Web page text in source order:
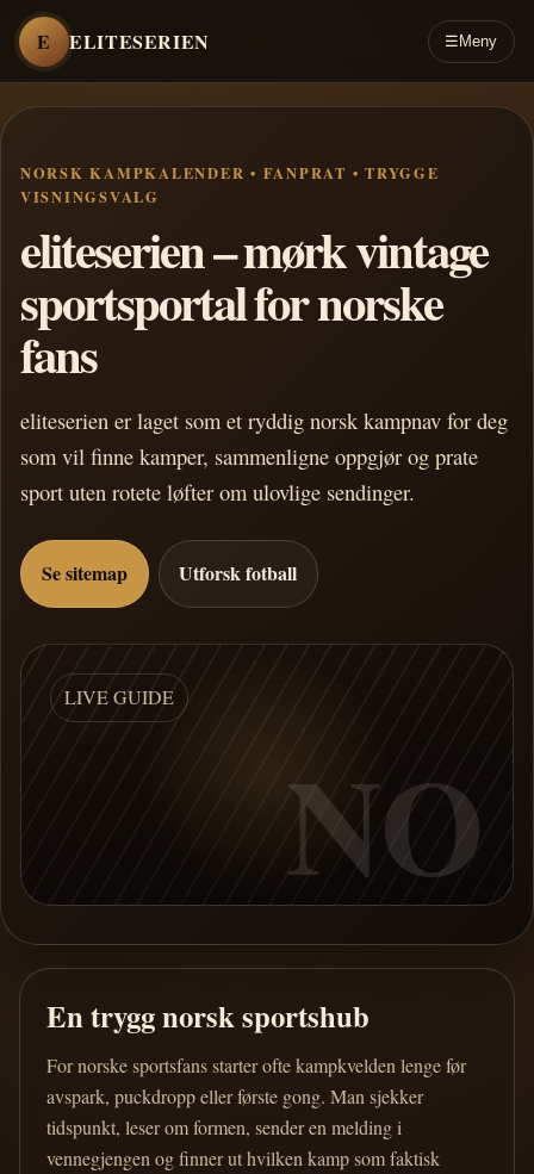
E ELITESERIEN ☰ Meny
NORSK KAMPKALENDER • FANPRAT • TRYGGE
VISNINGSVALG
eliteserien – mørk vintage
sportsportal for norske
fans
eliteserien er laget som et ryddig norsk kampnav for deg
som vil finne kamper, sammenligne oppgjør og prate
sport uten rotete løfter om ulovlige sendinger.
Se sitemap Utforsk fotball
LIVE GUIDE
NO
En trygg norsk sportshub
For norske sportsfans starter ofte kampkvelden lenge før
avspark, puckdropp eller første gong. Man sjekker
tidspunkt, leser om formen, sender en melding i
vennegjengen og finner ut hvilken kamp som faktisk